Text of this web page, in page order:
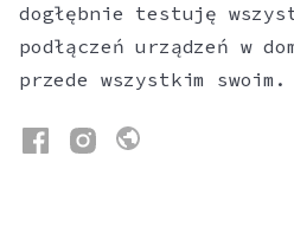
dogłębnie testuję
podłączeń urządzeń w
przede wszystkim swoim.